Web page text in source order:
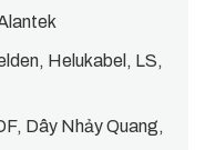
Helukabel, LS,
Dây Nhảy Quang,